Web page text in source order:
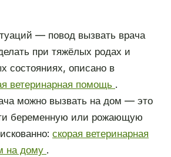
— повод вызвать врача
при тяжёлых родах и
состояниях, описано в
ветеринарная помощь .
можно вызвать на дом — это
беременную или рожающую
скорая ветеринарная
на дому .